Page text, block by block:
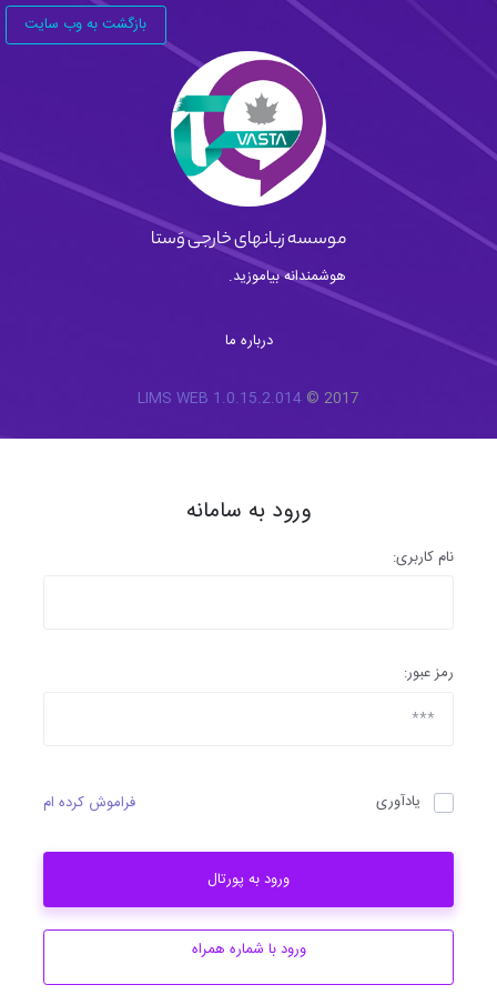
ورود به سامانه
نام کاربری:
رمز عبور:
یادآوری فراموش کرده ام
ورود به پورتال
ورود با شماره همراه
موسسه زبانهای خارجی وَستا
هوشمندانه بیاموزید.
بازگشت به وب سایت
درباره ما
2017 ©
LIMS WEB 1.0.15.2.014